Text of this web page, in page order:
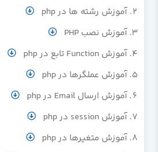
آموزش رشته ها در php
آموزش نصب PHP
آموزش Function تابع در php
آموزش عملگرها در php
آموزش ارسال Email در php
آموزش session در php
آموزش متغیرها در php